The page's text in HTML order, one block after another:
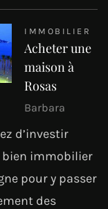
IMMOBILIER
Acheter une
maison à
Rosas
Barbara
d’investir
bien immobilier
pour y passer
des